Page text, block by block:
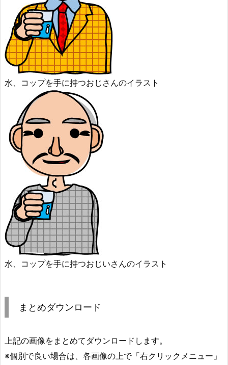
水、コップを手に持つおじさんのイラスト
水、コップを手に持つおじいさんのイラスト
まとめダウンロード
上記の画像をまとめてダウンロードします。
※個別で良い場合は、各画像の上で「右クリックメニュー」